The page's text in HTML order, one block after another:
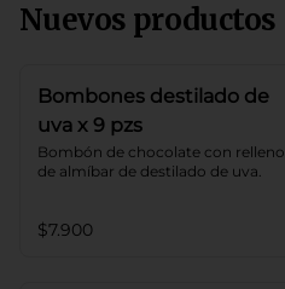
Nuevos productos
Bombones destilado de
uva x 9 pzs
Bombón de chocolate con relleno
de almíbar de destilado de uva.
$7.900